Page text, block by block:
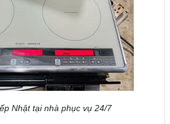
Nhật tại nhà phục vụ 24/7